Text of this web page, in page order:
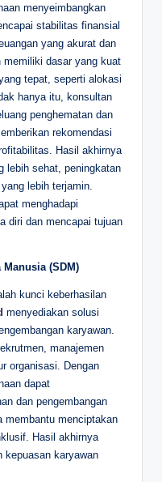
menyeimbangkan
stabilitas finansial
yang akurat dan
memiliki dasar yang kuat
tepat, seperti alokasi
hanya itu, konsultan
penghematan dan
rekomendasi
Hasil akhirnya
lebih sehat, peningkatan
lebih terjamin.
menghadapi
diri dan mencapai tujuan
(SDM)
kunci keberhasilan
menyediakan solusi
karyawan.
manajemen
organisasi. Dengan
dapat
dan pengembangan
membantu menciptakan
Hasil akhirnya
kepuasan karyawan